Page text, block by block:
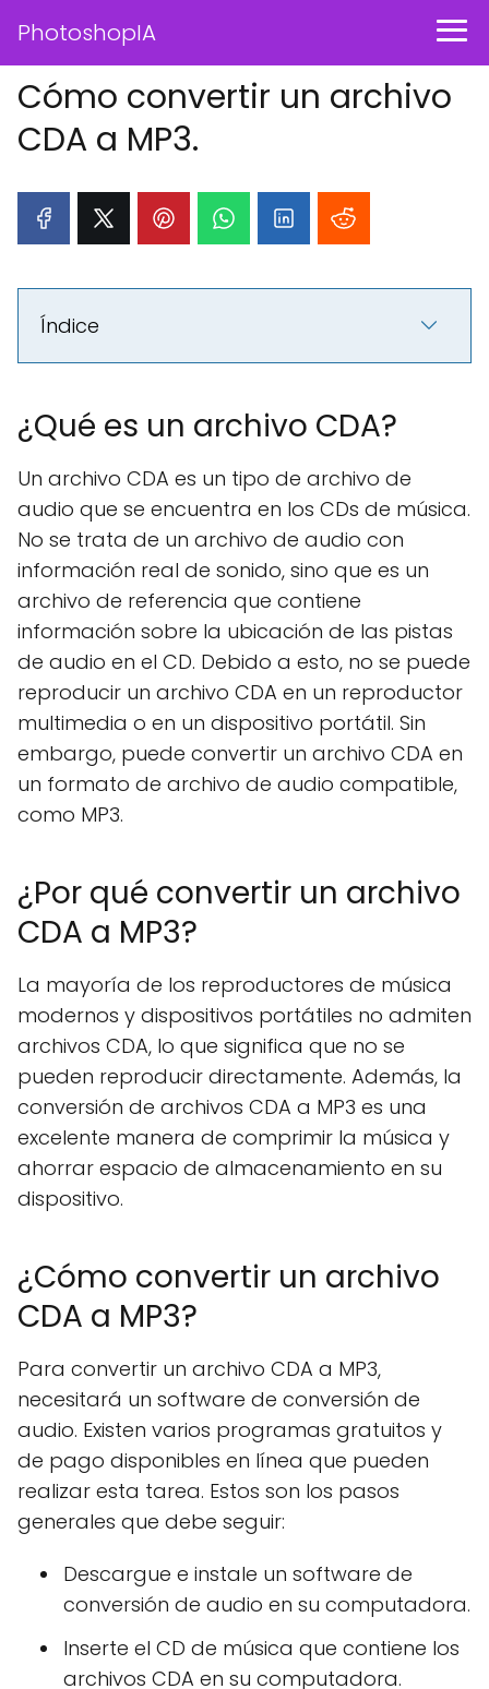
PhotoshopIA
Cómo convertir un archivo
CDA a MP3.
Índice
¿Qué es un archivo CDA?
Un archivo CDA es un tipo de archivo de
audio que se encuentra en los CDs de música.
No se trata de un archivo de audio con
información real de sonido, sino que es un
archivo de referencia que contiene
información sobre la ubicación de las pistas
de audio en el CD. Debido a esto, no se puede
reproducir un archivo CDA en un reproductor
multimedia o en un dispositivo portátil. Sin
embargo, puede convertir un archivo CDA en
un formato de archivo de audio compatible,
como MP3.
¿Por qué convertir un archivo
CDA a MP3?
La mayoría de los reproductores de música
modernos y dispositivos portátiles no admiten
archivos CDA, lo que significa que no se
pueden reproducir directamente. Además, la
conversión de archivos CDA a MP3 es una
excelente manera de comprimir la música y
ahorrar espacio de almacenamiento en su
dispositivo.
¿Cómo convertir un archivo
CDA a MP3?
Para convertir un archivo CDA a MP3,
necesitará un software de conversión de
audio. Existen varios programas gratuitos y
de pago disponibles en línea que pueden
realizar esta tarea. Estos son los pasos
generales que debe seguir:
Descargue e instale un software de
conversión de audio en su computadora.
Inserte el CD de música que contiene los
archivos CDA en su computadora.